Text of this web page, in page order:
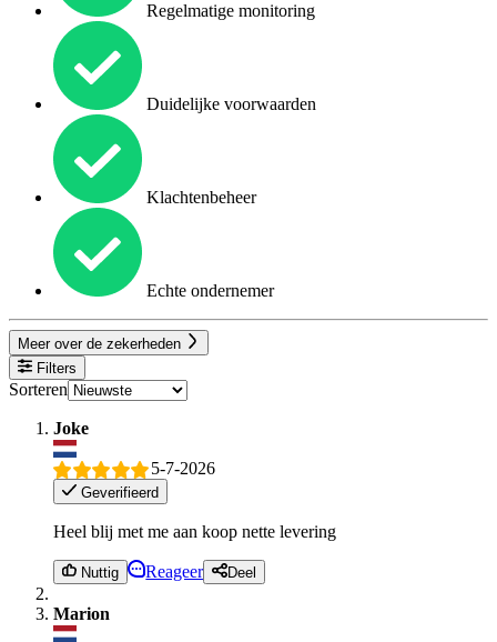
Regelmatige monitoring
Duidelijke voorwaarden
Klachtenbeheer
Echte ondernemer
Meer over de zekerheden
Filters
Sorteren
Joke
5-7-2026
Geverifieerd
Heel blij met me aan koop nette levering
Nuttig Reageer Deel
Marion